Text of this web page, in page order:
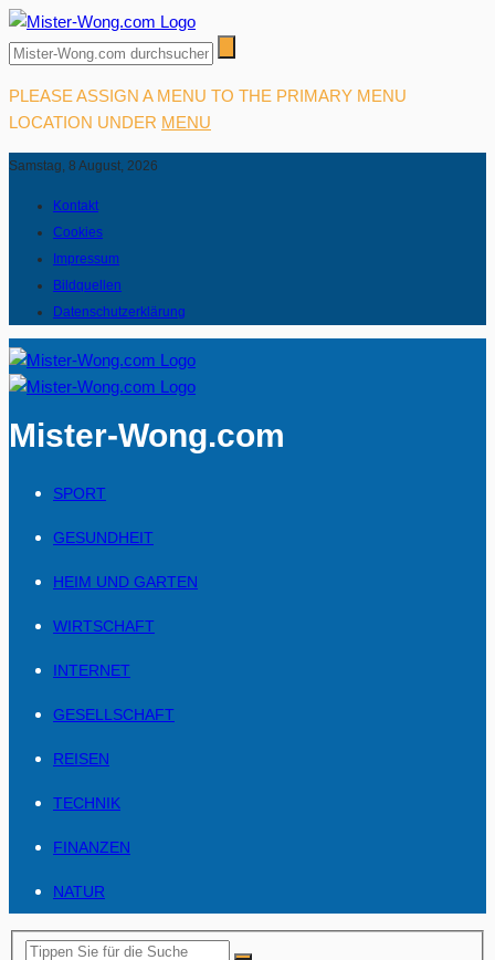
PLEASE ASSIGN A MENU TO THE PRIMARY MENU
LOCATION UNDER MENU
Samstag, 8 August, 2026
Kontakt
Cookies
Impressum
Bildquellen
Datenschutzerklärung
Mister-Wong.com
SPORT
GESUNDHEIT
HEIM UND GARTEN
WIRTSCHAFT
INTERNET
GESELLSCHAFT
REISEN
TECHNIK
FINANZEN
NATUR